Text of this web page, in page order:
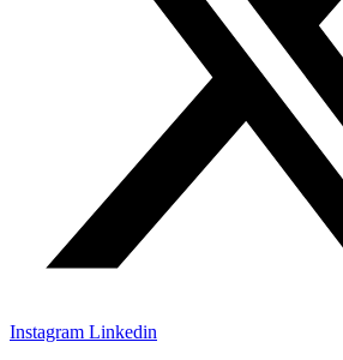
Instagram Linkedin